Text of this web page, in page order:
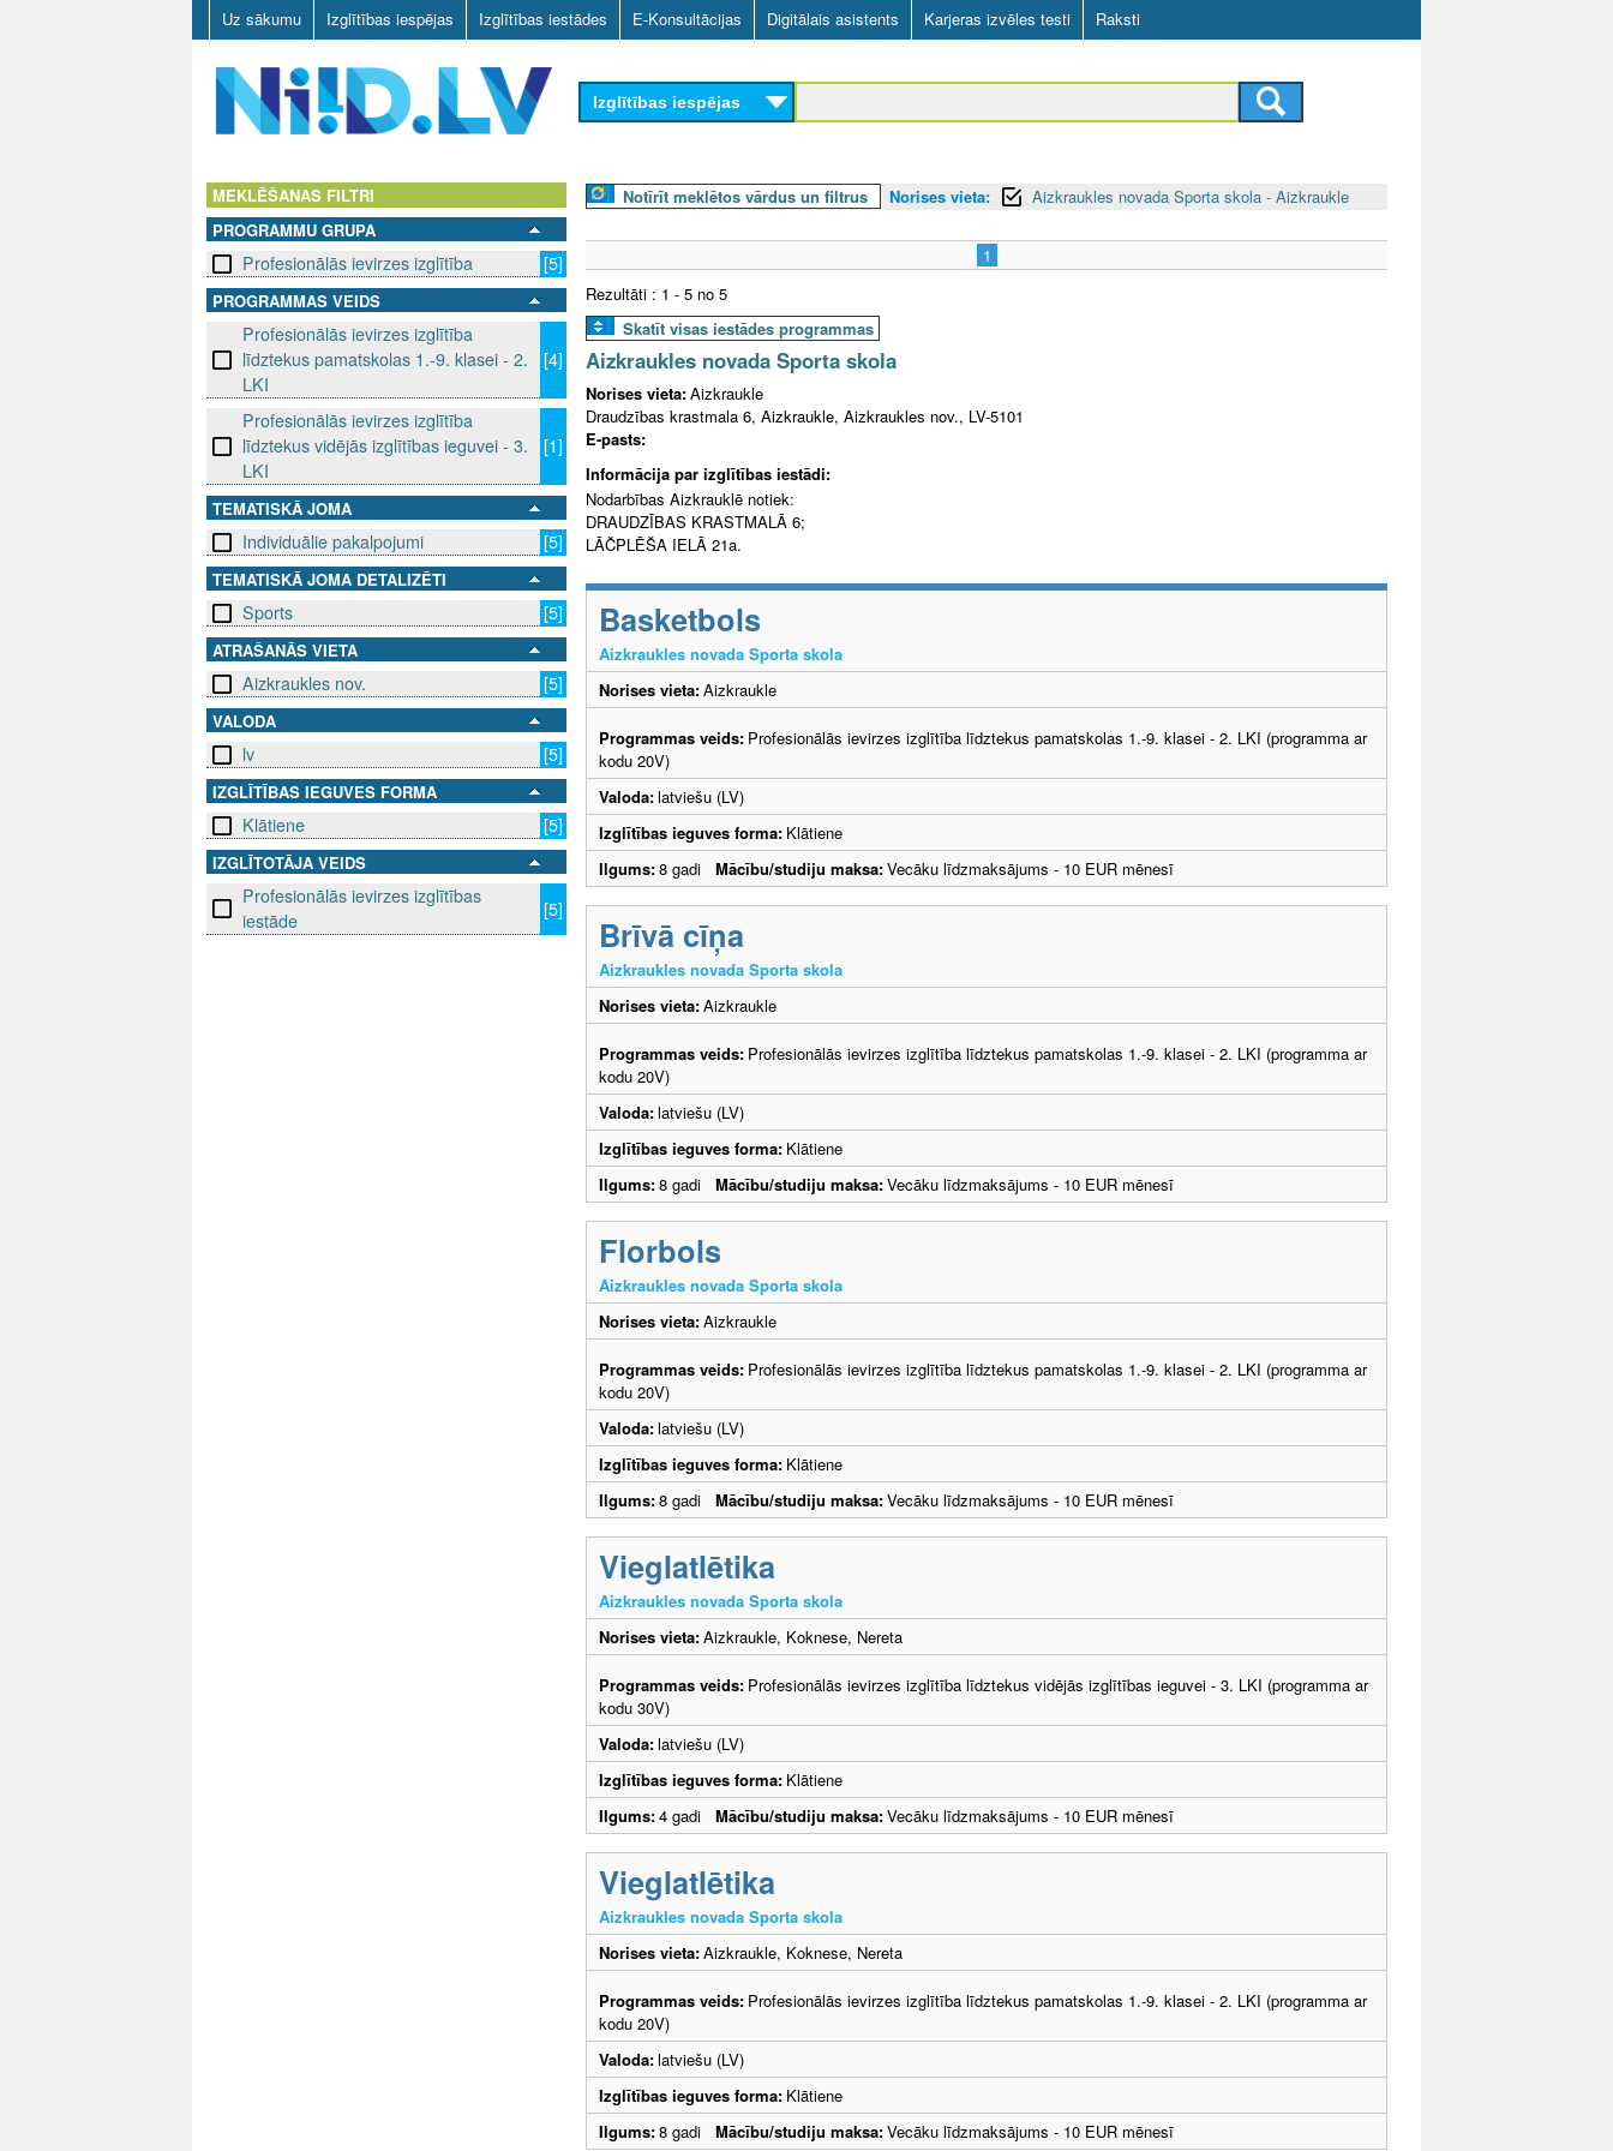
Skip
to
main
content
Uz sākumu Izglītības iespējas Izglītības iestādes E-Konsultācijas Digitālais asistents Karjeras izvēles testi Raksti
D
L
Izglītības iespējas
MEKLĒŠANAS FILTRI
PROGRAMMU GRUPA
Profesionālās ievirzes izglītība [5]
PROGRAMMAS VEIDS
Profesionālās ievirzes izglītība
līdztekus pamatskolas 1.-9. klasei - 2.
LKI
[4]
Profesionālās ievirzes izglītība
līdztekus vidējās izglītības ieguvei - 3.
LKI
[1]
TEMATISKĀ JOMA
Individuālie pakalpojumi [5]
TEMATISKĀ JOMA DETALIZĒTI
Sports [5]
ATRAŠANĀS VIETA
Aizkraukles nov. [5]
VALODA
lv [5]
IZGLĪTĪBAS IEGUVES FORMA
Klātiene [5]
IZGLĪTOTĀJA VEIDS
Profesionālās ievirzes izglītības
iestāde
[5]
Notīrīt meklētos vārdus un filtrus Norises vieta: Aizkraukles novada Sporta skola - Aizkraukle
1
Rezultāti : 1 - 5 no 5
Skatīt visas iestādes programmas
Aizkraukles novada Sporta skola
Norises vieta:Aizkraukle
Draudzības krastmala 6, Aizkraukle, Aizkraukles nov., LV-5101
E-pasts:
Informācija par izglītības iestādi:
Nodarbības Aizkrauklē notiek:
DRAUDZĪBAS KRASTMALĀ 6;
LĀČPLĒŠA IELĀ 21a.
Basketbols
Aizkraukles novada Sporta skola
Norises vieta:Aizkraukle
Programmas veids: Profesionālās ievirzes izglītība līdztekus pamatskolas 1.-9. klasei - 2. LKI (programma ar
kodu 20V)
Valoda:latviešu (LV)
Izglītības ieguves forma: Klātiene
Ilgums:8 gadi Mācību/studiju maksa:Vecāku līdzmaksājums - 10 EUR mēnesī
Brīvā cīņa
Aizkraukles novada Sporta skola
Norises vieta:Aizkraukle
Programmas veids: Profesionālās ievirzes izglītība līdztekus pamatskolas 1.-9. klasei - 2. LKI (programma ar
kodu 20V)
Valoda:latviešu (LV)
Izglītības ieguves forma: Klātiene
Ilgums:8 gadi Mācību/studiju maksa:Vecāku līdzmaksājums - 10 EUR mēnesī
Florbols
Aizkraukles novada Sporta skola
Norises vieta:Aizkraukle
Programmas veids: Profesionālās ievirzes izglītība līdztekus pamatskolas 1.-9. klasei - 2. LKI (programma ar
kodu 20V)
Valoda:latviešu (LV)
Izglītības ieguves forma: Klātiene
Ilgums:8 gadi Mācību/studiju maksa:Vecāku līdzmaksājums - 10 EUR mēnesī
Vieglatlētika
Aizkraukles novada Sporta skola
Norises vieta:Aizkraukle, Koknese, Nereta
Programmas veids: Profesionālās ievirzes izglītība līdztekus vidējās izglītības ieguvei - 3. LKI (programma ar
kodu 30V)
Valoda:latviešu (LV)
Izglītības ieguves forma: Klātiene
Ilgums:4 gadi Mācību/studiju maksa:Vecāku līdzmaksājums - 10 EUR mēnesī
Vieglatlētika
Aizkraukles novada Sporta skola
Norises vieta:Aizkraukle, Koknese, Nereta
Programmas veids: Profesionālās ievirzes izglītība līdztekus pamatskolas 1.-9. klasei - 2. LKI (programma ar
kodu 20V)
Valoda:latviešu (LV)
Izglītības ieguves forma: Klātiene
Ilgums:8 gadi Mācību/studiju maksa:Vecāku līdzmaksājums - 10 EUR mēnesī